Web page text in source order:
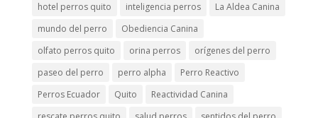
hotel perros quito
inteligencia perros
La Aldea Canina
mundo del perro
Obediencia Canina
olfato perros quito
orina perros
orígenes del perro
paseo del perro
perro alpha
Perro Reactivo
Perros Ecuador
Quito
Reactividad Canina